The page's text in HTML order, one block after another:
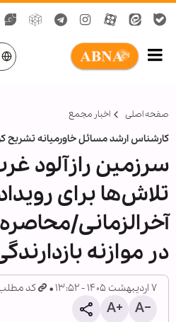
صفحه اصلی اخبار مجمع
کارشناس ارشد مسائل خاورمیانه تشریح
سرزمین رازآلود
تلاش‌ها برای
آخرالزمانی/
در موازنه
۷ اردیبهشت ۱۴۰۵ - ۱۳:۵۲ کد مطلب: